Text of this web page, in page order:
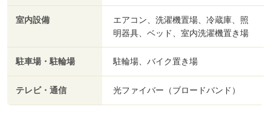
室内設備
エアコン、洗濯機置場、冷蔵庫、照
明器具、ベッド、室内洗濯機置き場
駐車場・駐輪場 駐輪場、バイク置き場
テレビ・通信 光ファイバー（ブロードバンド）